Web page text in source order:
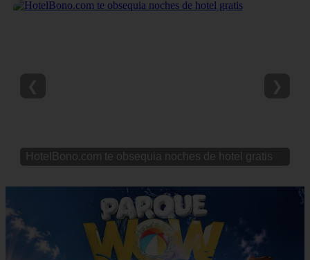
HotelBono.com te obsequia noches de hotel gratis